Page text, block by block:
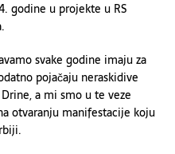
godine u projekte u RS
svake godine imaju za
pojačaju neraskidive
a mi smo u te veze
otvaranju manifestacije koju